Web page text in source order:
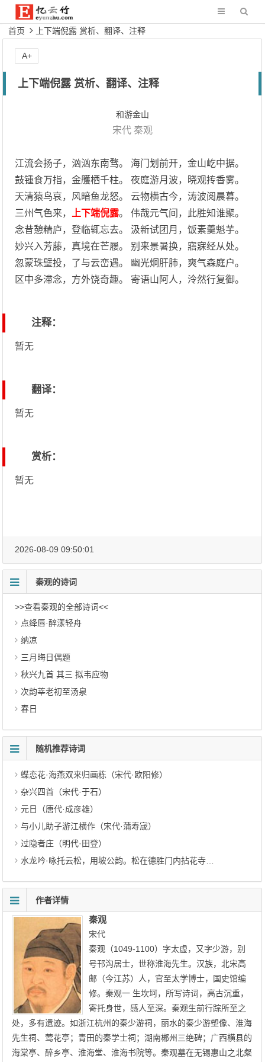
首页 上下端倪露 赏析、翻译、注释
上下端倪露 赏析、翻译、注释
和游金山
宋代 秦观
江流会扬子，汹汹东南骛。 海门划前开，金山屹中据。
鼓锺食万指，金雘栖千柱。 夜庭游月波，晓观抟香雾。
天清猿鸟哀，风暗鱼龙怒。 云物横古今，涛波阅晨暮。
三州气色来，
上下端倪露。 伟哉元气间，此胜知谁聚。
念昔憩精庐，登临辄忘去。 汲新试团月，饭素羹魁芋。
妙兴入芳藤，真境在芒屦。 别来景暑换，寤寐经从处。
忽蒙珠璧投，了与云峦遇。 幽光炯肝肺，爽气森庭户。
区中多滞念，方外饶奇趣。 寄语山阿人，泠然行复御。
注释：
暂无
翻译：
暂无
赏析：
暂无
A+
2026-08-09 09:50:01
秦观的诗词
>>查看秦观的全部诗词<<
点绛唇·醉漾轻舟
纳凉
三月晦日偶题
秋兴九首 其三 拟韦应物
次韵莘老初至汤泉
春日
随机推荐诗词
蝶恋花·海燕双来归画栋（宋代·欧阳修）
杂兴四首（宋代·于石）
元日（唐代·成彦雄）
与小儿助子游江横作（宋代·蒲寿宬）
过隐者庄（明代·田登）
水龙吟·咏托云松，用坡公韵。松在德胜门内拈花寺（清代·章钰）
作者详情
秦观
宋代
秦观（1049-1100）字太虚，又字少游，别
号邗沟居士，世称淮海先生。汉族，北宋高
邮（今江苏）人，官至太学博士，国史馆编
修。秦观一 生坎坷，所写诗词，高古沉重，
寄托身世，感人至深。秦观生前行踪所至之
处，多有遗迹。如浙江杭州的秦少游祠，丽水的秦少游塑像、淮海
先生祠、莺花亭；青田的秦学士祠；湖南郴州三绝碑；广西横县的
海棠亭、醉乡亭、淮海堂、淮海书院等。秦观墓在无锡惠山之北粲